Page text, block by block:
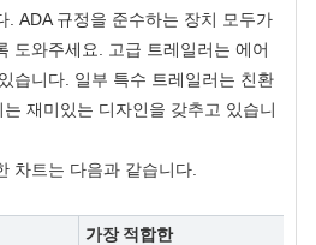
. ADA 규정을 준수하는 장치 모두가
도와주세요. 고급 트레일러는 에어
습니다. 일부 특수 트레일러는 친환
재미있는 디자인을 갖추고 있습니
차트는 다음과 같습니다.
가장 적합한